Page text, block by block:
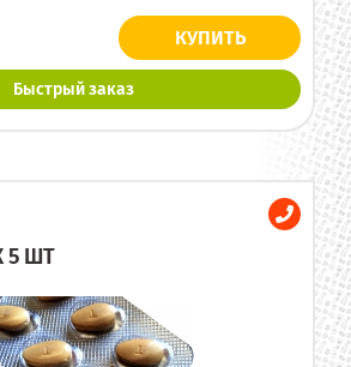
КУПИТЬ
Быстрый заказ
5 ШТ